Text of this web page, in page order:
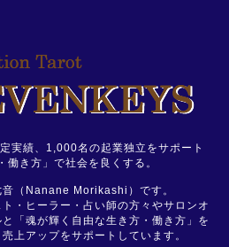
実績、1,000名の起業独立をサポート
働き方」で社会を良くする。
（Nanane Morikashi）です。
・ヒーラー・占い師の方々やサロンオ
「魂が輝く自由な生き方・働き方」を
上アップをサポートしています。